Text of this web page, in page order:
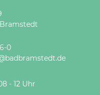
0
- 12 Uhr